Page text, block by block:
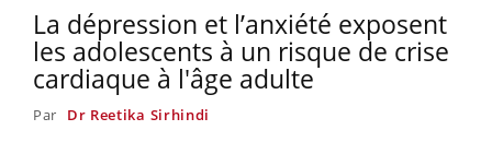
La dépression et l’anxiété exposent
les adolescents à un risque de crise
cardiaque à l'âge adulte
Par Dr Reetika Sirhindi